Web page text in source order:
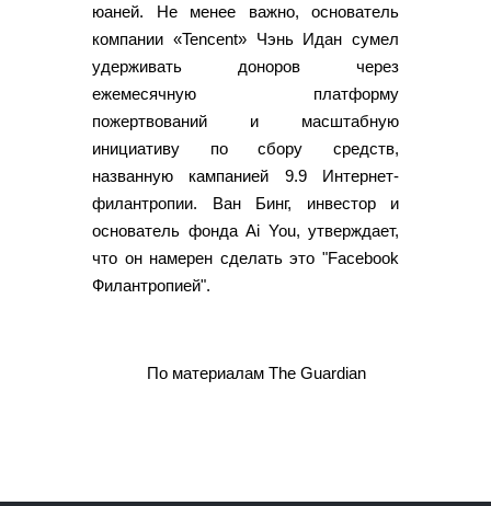
юаней. Не менее важно, основатель
компании «Tencent» Чэнь Идан сумел
удерживать доноров через
ежемесячную платформу
пожертвований и масштабную
инициативу по сбору средств,
названную кампанией 9.9 Интернет-
филантропии. Ван Бинг, инвестор и
основатель фонда Ai You, утверждает,
что он намерен сделать это "Facebook
Филантропией".
По материалам The Guardian